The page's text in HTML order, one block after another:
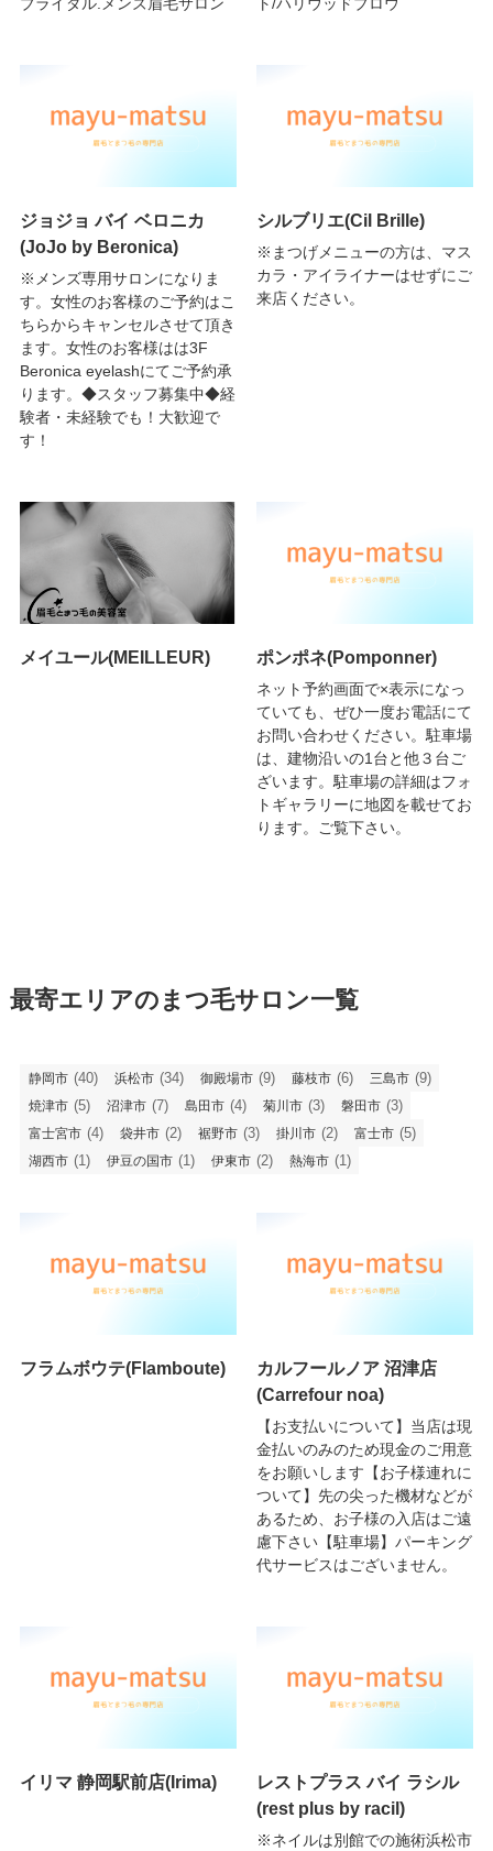
ブライダル.メンズ眉毛サロン ト/ハリウッドブロウ
ジョジョ バイ ベロニカ
(JoJo by Beronica)
※メンズ専用サロンになりま
す。女性のお客様のご予約はこ
ちらからキャンセルさせて頂き
ます。女性のお客様はは3F
Beronica eyelashにてご予約承
ります。◆スタッフ募集中◆経
験者・未経験でも！大歓迎で
す！
シルブリエ(Cil Brille)
※まつげメニューの方は、マス
カラ・アイライナーはせずにご
来店ください。
メイユール(MEILLEUR) ポンポネ(Pomponner)
ネット予約画面で×表示になっ
ていても、ぜひ一度お電話にて
お問い合わせください。駐車場
は、建物沿いの1台と他３台ご
ざいます。駐車場の詳細はフォ
トギャラリーに地図を載せてお
ります。ご覧下さい。
最寄エリアのまつ毛サロン一覧
静岡市 (40) 浜松市 (34) 御殿場市 (9) 藤枝市 (6) 三島市 (9)
焼津市 (5) 沼津市 (7) 島田市 (4) 菊川市 (3) 磐田市 (3)
富士宮市 (4) 袋井市 (2) 裾野市 (3) 掛川市 (2) 富士市 (5)
湖西市 (1) 伊豆の国市 (1) 伊東市 (2) 熱海市 (1)
フラムボウテ(Flamboute)
カルフールノア 沼津店
(Carrefour noa)
【お支払いについて】当店は現
金払いのみのため現金のご用意
をお願いします【お子様連れに
ついて】先の尖った機材などが
あるため、お子様の入店はご遠
慮下さい【駐車場】パーキング
代サービスはございません。
イリマ 静岡駅前店(Irima)
レストプラス バイ ラシル
(rest plus by racil)
※ネイルは別館での施術浜松市